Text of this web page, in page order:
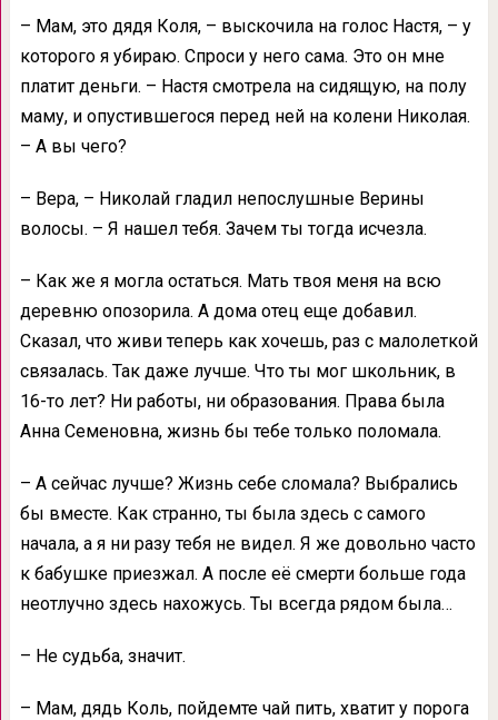
– Мам, это дядя Коля, – выскочила на голос Настя, – у
которого я убираю. Спроси у него сама. Это он мне
платит деньги. – Настя смотрела на сидящую, на полу
маму, и опустившегося перед ней на колени Николая.
– А вы чего?
– Вера, – Николай гладил непослушные Верины
волосы. – Я нашел тебя. Зачем ты тогда исчезла.
– Как же я могла остаться. Мать твоя меня на всю
деревню опозорила. А дома отец еще добавил.
Сказал, что живи теперь как хочешь, раз с малолеткой
связалась. Так даже лучше. Что ты мог школьник, в
16-то лет? Ни работы, ни образования. Права была
Анна Семеновна, жизнь бы тебе только поломала.
– А сейчас лучше? Жизнь себе сломала? Выбрались
бы вместе. Как странно, ты была здесь с самого
начала, а я ни разу тебя не видел. Я же довольно часто
к бабушке приезжал. А после её смерти больше года
неотлучно здесь нахожусь. Ты всегда рядом была…
– Не судьба, значит.
– Мам, дядь Коль, пойдемте чай пить, хватит у порога